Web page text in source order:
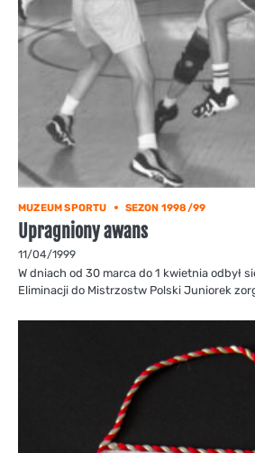
MUZEUM SPORTU SEZON 1998/99
Upragniony awans
11/04/1999
W dniach od 30 marca do 1 kwietnia odbył
Eliminacji do Mistrzostw Polski Juniorek